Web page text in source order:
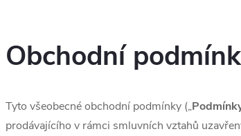
Obchodní
Tyto všeobecné obchodní podmínky („
prodávajícího v rámci smluvních vztahů